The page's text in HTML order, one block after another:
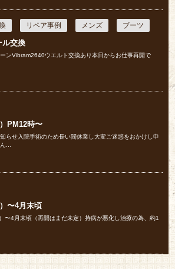
リペア事例 メンズ ブーツ
ル交換
ンVibram2640ウエルト交換あり本日からお仕事再開で
PM12時〜
らせ入院手術のため長い間休業し大変ご迷惑をおかけし申
...
〜4月末頃
〜4月末頃（再開はまだ未定）⁡持病が悪化し治療の為、約1